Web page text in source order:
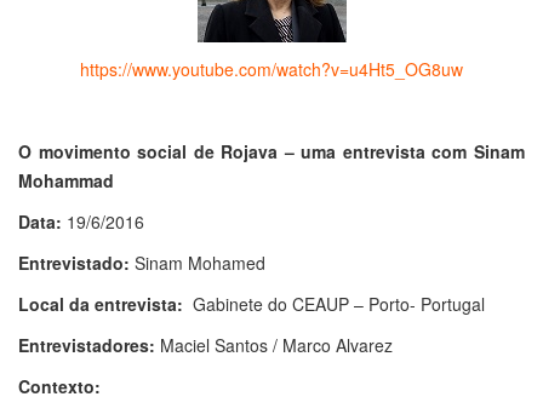
https://www.youtube.com/watch?v=u4Ht5_OG8uw
O movimento social de Rojava – uma entrevista com Sinam
Mohammad
Data: 19/6/2016
Entrevistado: Sinam Mohamed
Local da entrevista: Gabinete do CEAUP – Porto- Portugal
Entrevistadores: Maciel Santos / Marco Alvarez
Contexto: